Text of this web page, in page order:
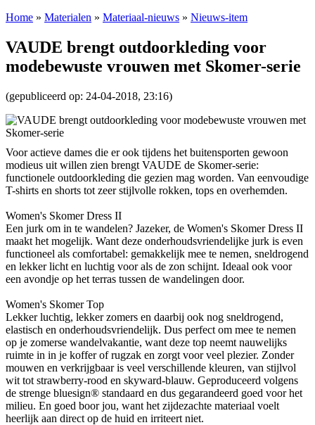
Home » Materialen » Materiaal-nieuws » Nieuws-item
VAUDE brengt outdoorkleding voor
modebewuste vrouwen met Skomer-serie
(gepubliceerd op: 24-04-2018, 23:16)
Voor actieve dames die er ook tijdens het buitensporten gewoon
modieus uit willen zien brengt VAUDE de Skomer-serie:
functionele outdoorkleding die gezien mag worden. Van eenvoudige
T-shirts en shorts tot zeer stijlvolle rokken, tops en overhemden.
Women's Skomer Dress II
Een jurk om in te wandelen? Jazeker, de Women's Skomer Dress II
maakt het mogelijk. Want deze onderhoudsvriendelijke jurk is even
functioneel als comfortabel: gemakkelijk mee te nemen, sneldrogend
en lekker licht en luchtig voor als de zon schijnt. Ideaal ook voor
een avondje op het terras tussen de wandelingen door.
Women's Skomer Top
Lekker luchtig, lekker zomers en daarbij ook nog sneldrogend,
elastisch en onderhoudsvriendelijk. Dus perfect om mee te nemen
op je zomerse wandelvakantie, want deze top neemt nauwelijks
ruimte in in je koffer of rugzak en zorgt voor veel plezier. Zonder
mouwen en verkrijgbaar is veel verschillende kleuren, van stijlvol
wit tot strawberry-rood en skyward-blauw. Geproduceerd volgens
de strenge bluesign® standaard en dus gegarandeerd goed voor het
milieu. En goed boor jou, want het zijdezachte materiaal voelt
heerlijk aan direct op de huid en irriteert niet.